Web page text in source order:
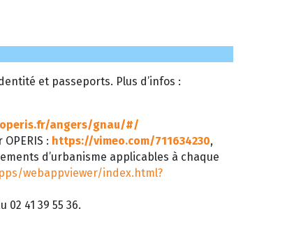
et passeports. Plus d’infos :
angers/gnau/#/
: https://vimeo.com/711634230,
d’urbanisme applicables à chaque
webappviewer/index.html?
41 39 55 36.